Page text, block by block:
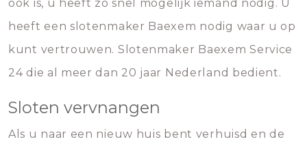
ook is, u heeft zo snel mogelijk iemand nodig. U
heeft een slotenmaker Baexem nodig waar u op
kunt vertrouwen. Slotenmaker Baexem Service
24 die al meer dan 20 jaar Nederland bedient.
Sloten vervnangen
Als u naar een nieuw huis bent verhuisd en de